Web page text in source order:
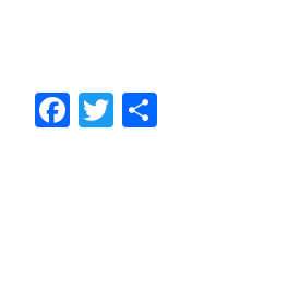
Fa T